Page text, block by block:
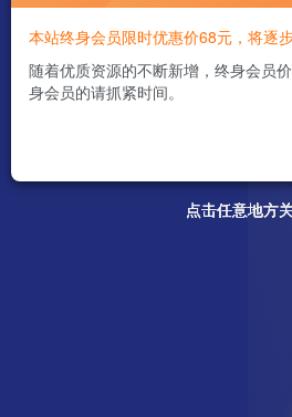
点击任意地方
点击任意地方
点击任意地方
点击任意地方
本站终身会员限时优惠价68元，将逐
随着优质资源的不断新增，终身会员
身会员的请抓紧时间。